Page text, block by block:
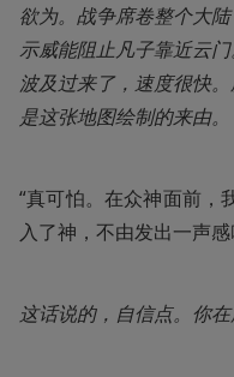
欲为。战争席卷整个大
示威能阻止凡子靠近云
波及过来了，速度很快
是这张地图绘制的来由。
“真可怕。在众神面前，
入了神，不由发出一声感
这话说的，自信点。你在